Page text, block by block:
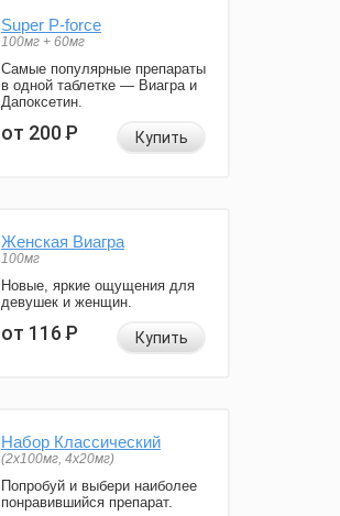
Super P-force
100мг + 60мг
Самые популярные препараты
в одной таблетке — Виагра и
Дапоксетин.
от 200Р Купить
Женская Виагра
100мг
Новые, яркие ощущения для
девушек и женщин.
от 116Р Купить
Набор Классический
(2x100мг, 4x20мг)
Попробуй и выбери наиболее
понравившийся препарат.